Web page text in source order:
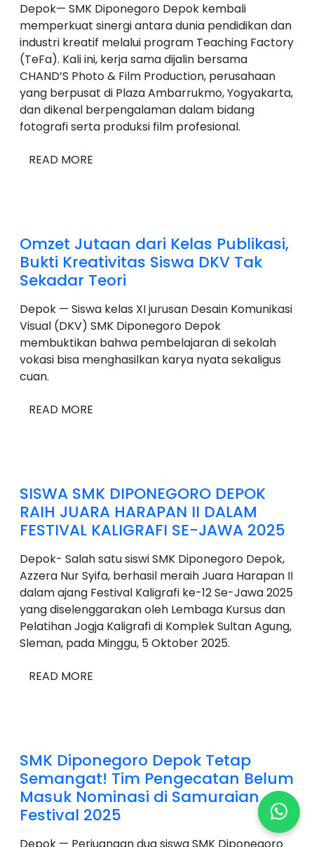
Depok— SMK Diponegoro Depok kembali
memperkuat sinergi antara dunia pendidikan dan
industri kreatif melalui program Teaching Factory
(TeFa). Kali ini, kerja sama dijalin bersama
CHAND’S Photo & Film Production, perusahaan
yang berpusat di Plaza Ambarrukmo, Yogyakarta,
dan dikenal berpengalaman dalam bidang
fotografi serta produksi film profesional.
READ MORE
Omzet Jutaan dari Kelas Publikasi,
Bukti Kreativitas Siswa DKV Tak
Sekadar Teori
Depok — Siswa kelas XI jurusan Desain Komunikasi
Visual (DKV) SMK Diponegoro Depok
membuktikan bahwa pembelajaran di sekolah
vokasi bisa menghasilkan karya nyata sekaligus
cuan.
READ MORE
SISWA SMK DIPONEGORO DEPOK
RAIH JUARA HARAPAN II DALAM
FESTIVAL KALIGRAFI SE-JAWA 2025
Depok- Salah satu siswi SMK Diponegoro Depok,
Azzera Nur Syifa, berhasil meraih Juara Harapan II
dalam ajang Festival Kaligrafi ke-12 Se-Jawa 2025
yang diselenggarakan oleh Lembaga Kursus dan
Pelatihan Jogja Kaligrafi di Komplek Sultan Agung,
Sleman, pada Minggu, 5 Oktober 2025.
READ MORE
SMK Diponegoro Depok Tetap
Semangat! Tim Pengecatan Belum
Masuk Nominasi di Samuraian
Festival 2025